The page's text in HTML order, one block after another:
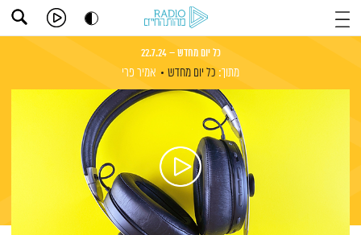
כל יום מחדש – 22.7.24
מתוך: כל יום מחדש אמיר פרי